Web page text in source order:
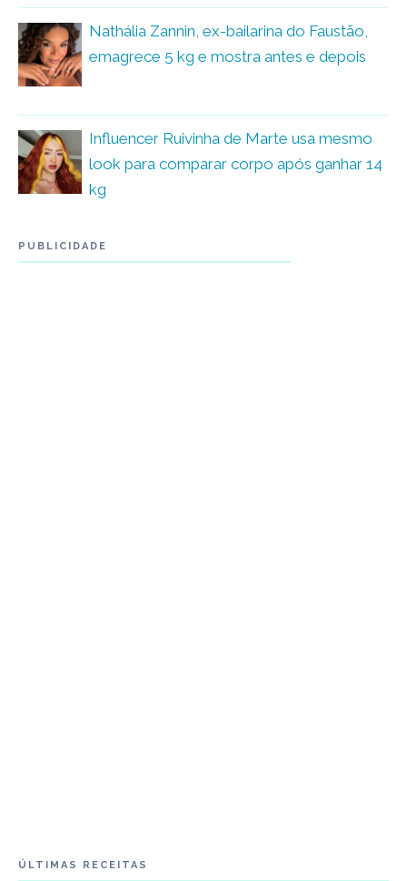
Nathália Zannin, ex-bailarina do Faustão,
emagrece 5 kg e mostra antes e depois
Influencer Ruivinha de Marte usa mesmo
look para comparar corpo após ganhar 14
kg
PUBLICIDADE
ÚLTIMAS RECEITAS